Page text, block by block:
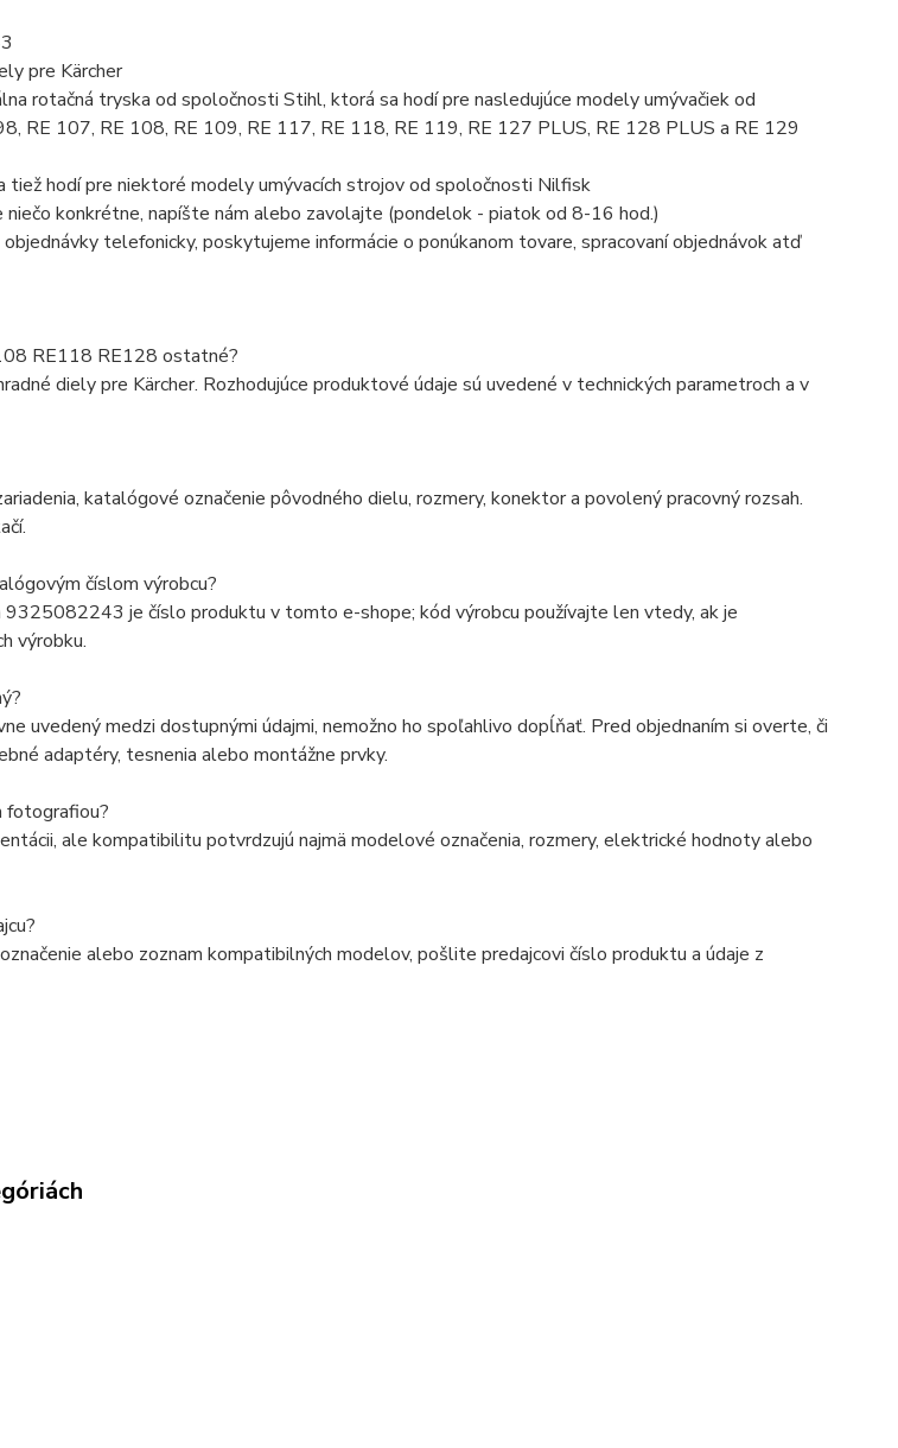
pre Kärcher
rotačná tryska od spoločnosti Stihl, ktorá sa hodí pre nasledujúce modely umývačiek od
RE 107, RE 108, RE 109, RE 117, RE 118, RE 119, RE 127 PLUS, RE 128 PLUS a RE 129
tiež hodí pre niektoré modely umývacích strojov od spoločnosti Nilfisk
konkrétne, napíšte nám alebo zavolajte (pondelok - piatok od 8-16 hod.)
telefonicky, poskytujeme informácie o ponúkanom tovare, spracovaní objednávok atď
RE118 RE128 ostatné?
diely pre Kärcher. Rozhodujúce produktové údaje sú uvedené v technických parametroch a v
katalógové označenie pôvodného dielu, rozmery, konektor a povolený pracovný rozsah.
číslom výrobcu?
je číslo produktu v tomto e-shope; kód výrobcu používajte len vtedy, ak je
výrobku.
uvedený medzi dostupnými údajmi, nemožno ho spoľahlivo dopĺňať. Pred objednaním si overte, či
adaptéry, tesnenia alebo montážne prvky.
fotografiou?
ale kompatibilitu potvrdzujú najmä modelové označenia, rozmery, elektrické hodnoty alebo
alebo zoznam kompatibilných modelov, pošlite predajcovi číslo produktu a údaje z